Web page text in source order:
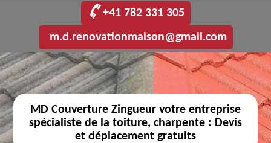
+41 782 331 305
m.d.renovationmaison@gmail.com
MD Couverture Zingueur votre entreprise
spécialiste de la toiture, charpente : Devis
et déplacement gratuits